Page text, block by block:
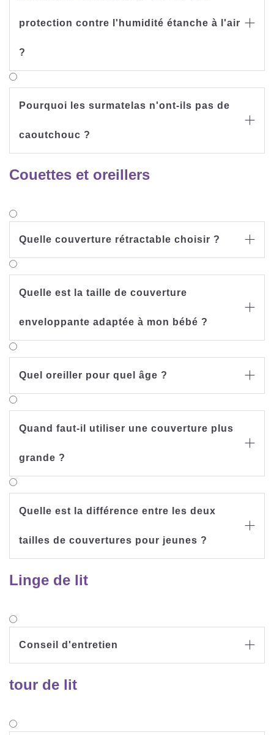
protection contre l'humidité étanche à l'air
?

Pourquoi les surmatelas n'ont-ils pas de
caoutchouc ?

Couettes et oreillers
Quelle couverture rétractable choisir ? 
Quelle est la taille de couverture
enveloppante adaptée à mon bébé ?

Quel oreiller pour quel âge ? 
Quand faut-il utiliser une couverture plus
grande ?

Quelle est la différence entre les deux
tailles de couvertures pour jeunes ?

Linge de lit
Conseil d'entretien 
tour de lit